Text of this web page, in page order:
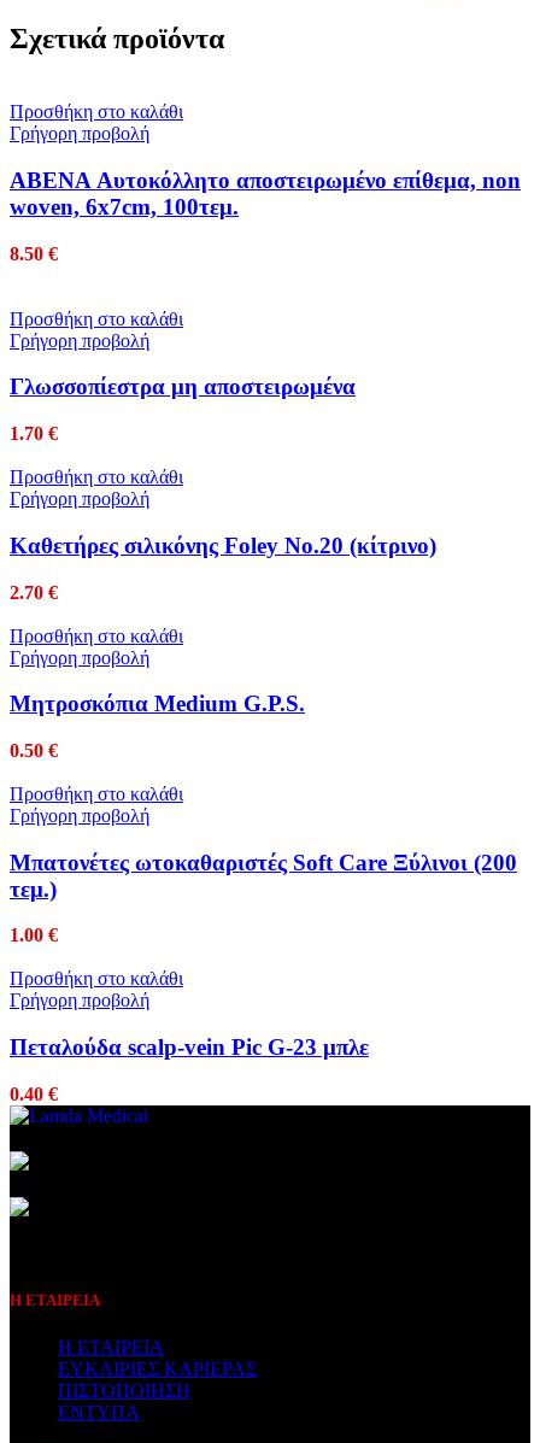
Σχετικά προϊόντα
Προσθήκη στο καλάθι
Γρήγορη προβολή
ABENA Αυτοκόλλητο αποστειρωμένο επίθεμα, non
woven, 6x7cm, 100τεμ.
8.50 €
Προσθήκη στο καλάθι
Γρήγορη προβολή
Γλωσσοπίεστρα μη αποστειρωμένα
1.70 €
Προσθήκη στο καλάθι
Γρήγορη προβολή
Καθετήρες σιλικόνης Foley No.20 (κίτρινο)
2.70 €
Προσθήκη στο καλάθι
Γρήγορη προβολή
Μητροσκόπια Medium G.P.S.
0.50 €
Προσθήκη στο καλάθι
Γρήγορη προβολή
Μπατονέτες ωτοκαθαριστές Soft Care Ξύλινοι (200
τεμ.)
1.00 €
Προσθήκη στο καλάθι
Γρήγορη προβολή
Πεταλούδα scalp-vein Pic G-23 μπλε
0.40 €
Η ΕΤΑΙΡΕΙΑ
Η ΕΤΑΙΡΕΙΑ
ΕΥΚΑΙΡΙΕΣ ΚΑΡΙΕΡΑΣ
ΠΙΣΤΟΠΟΙΗΣΗ
ΕΝΤΥΠΑ